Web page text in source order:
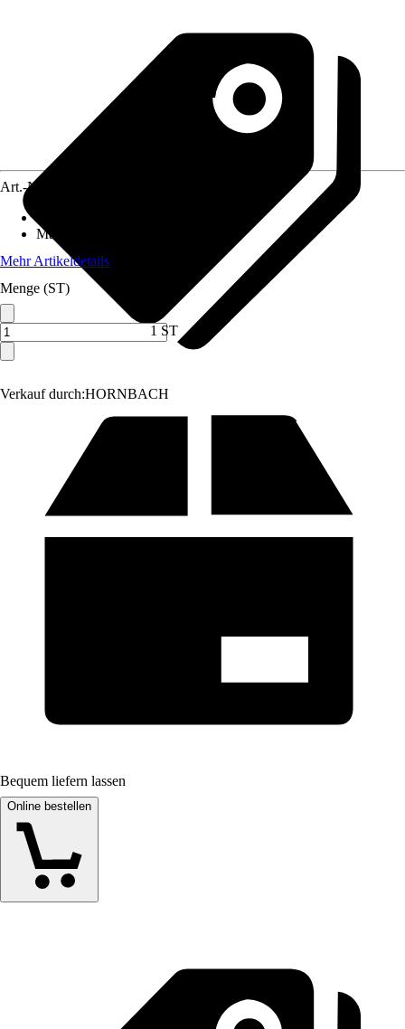
Verkauf durch:HORNBACH
Art.-Nr.
Material
Mehr Artikeldetails
Menge (ST)
1 ST
Bequem liefern lassen
Online bestellen